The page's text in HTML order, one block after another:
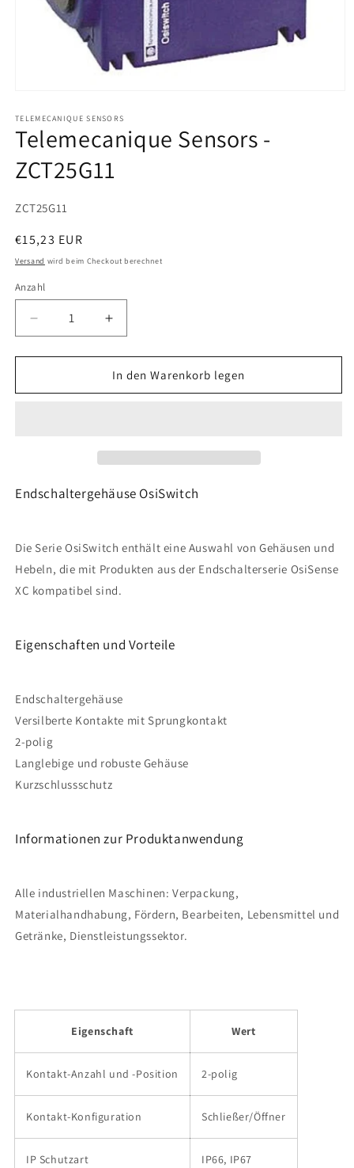
in
Modal
öffnen
TELEMECANIQUE SENSORS
Telemecanique Sensors -
ZCT25G11
SKU:
ZCT25G11
Normaler
Preis
€15,23 EUR
Versand wird beim Checkout berechnet
Anzahl
Verringere
die
Menge
Telemecanique
Erhöhe
die
Menge
für
Telemecanique
In den Warenkorb legen
Endschaltergehäuse OsiSwitch
Die Serie OsiSwitch enthält eine Auswahl von Gehäusen und
Hebeln, die mit Produkten aus der Endschalterserie OsiSense
XC kompatibel sind.
Eigenschaften und Vorteile
Endschaltergehäuse
Versilberte Kontakte mit Sprungkontakt
2-polig
Langlebige und robuste Gehäuse
Kurzschlussschutz
Informationen zur Produktanwendung
Alle industriellen Maschinen: Verpackung,
Materialhandhabung, Fördern, Bearbeiten, Lebensmittel und
Getränke, Dienstleistungssektor.
Eigenschaft Wert
Kontakt-Anzahl und -Position 2-polig
Kontakt-Konfiguration Schließer/Öffner
IP Schutzart IP66, IP67